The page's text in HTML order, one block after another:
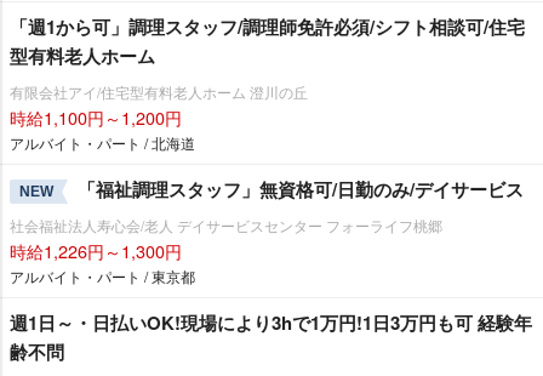
「週1から可」調理スタッフ/調理師免許必須/シフト相談可/住宅
型有料老人ホーム
有限会社アイ/住宅型有料老人ホーム 澄川の丘
時給1,100円～1,200円
アルバイト・パート / 北海道
NEW 「福祉調理スタッフ」無資格可/日勤のみ/デイサービス
社会福祉法人寿心会/老人 デイサービスセンター フォーライフ桃郷
時給1,226円～1,300円
アルバイト・パート / 東京都
週1日～・日払いOK!現場により3hで1万円!1日3万円も可 経験年
齢不問